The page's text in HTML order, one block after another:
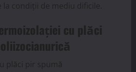
la condiții de mediu dificile.
cu plăci
plăci pir spumă